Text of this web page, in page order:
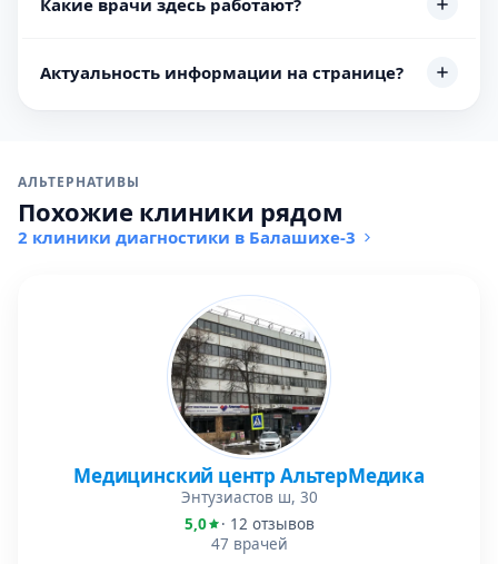
Актуальность информации на странице?
АЛЬТЕРНАТИВЫ
Похожие клиники рядом
2 клиники диагностики в Балашихе-3
Медицинский центр АльтерМедика
Энтузиастов ш, 30
5,0
· 12 отзывов
47 врачей